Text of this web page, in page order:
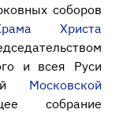
соборов
Христа
и всея Руси
Московской
собрание